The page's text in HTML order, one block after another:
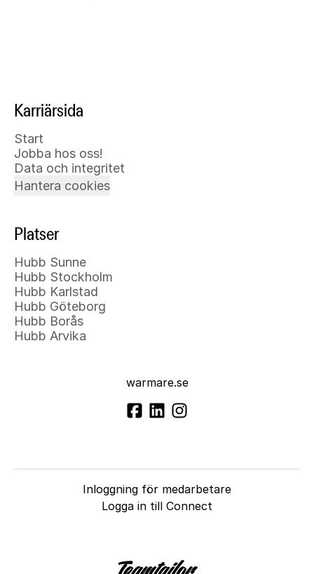
Karriärsida
Start
Jobba hos oss!
Data och integritet
Hantera cookies
Platser
Hubb Sunne
Hubb Stockholm
Hubb Karlstad
Hubb Göteborg
Hubb Borås
Hubb Arvika
warmare.se
Inloggning för medarbetare
Logga in till Connect